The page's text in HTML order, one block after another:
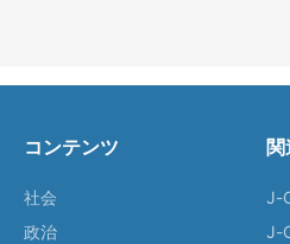
コンテンツ
社会
政治
J-
J-